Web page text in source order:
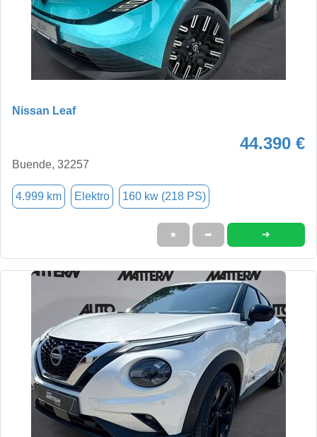
Nissan Leaf
44.390 €
Buende, 32257
4.999 km Elektro 160 kw (218 PS)
★ ➦ ➜